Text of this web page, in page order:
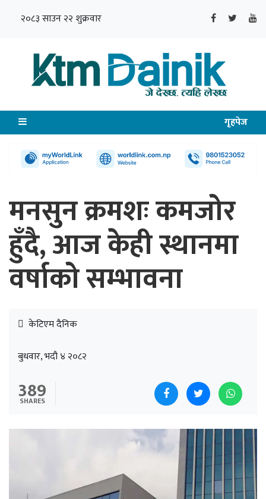
२०८३ साउन २२ शुक्रवार
गृहपेज
मनसुन क्रमशः कमजोर
हुँदै, आज केही स्थानमा
वर्षाको सम्भावना
केटिएम दैनिक
बुधवार, भदौ ४ २०८२
389
SHARES